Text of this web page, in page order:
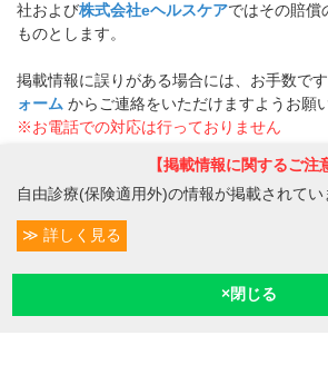
社および株式会社eヘルスケアではその賠償
ものとします。
掲載情報に誤りがある場合には、お手数です
ォーム からご連絡をいただけますようお願
※お電話での対応は行っておりません
病院なびトップ>大阪府>箕面船場阪大前駅周
プライバシーマー
現在診療
【掲載情報に関するご注
自由診療(保険適用外)の情報が掲載されてい
詳しく見る